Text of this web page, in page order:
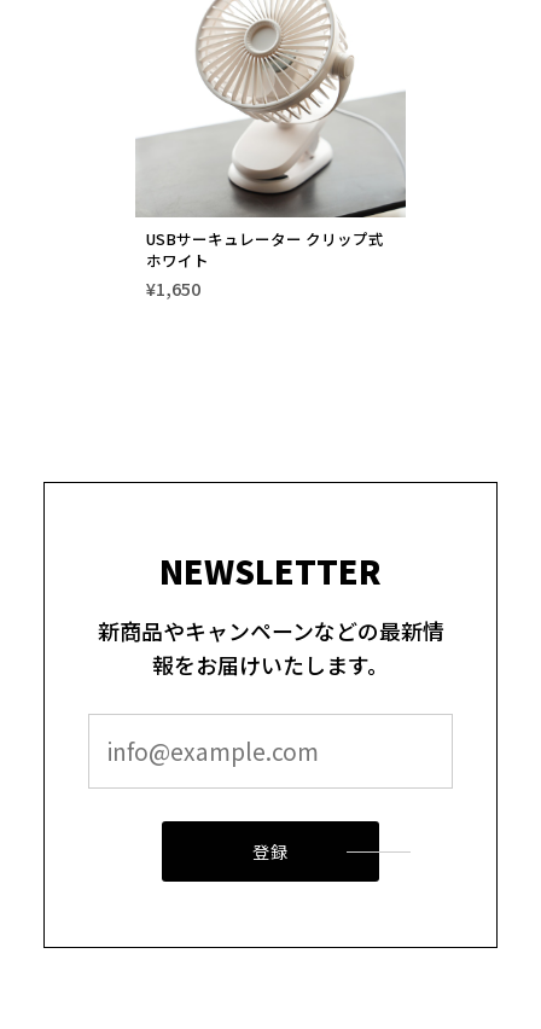
USBサーキュレーター クリップ式
ホワイト
¥1,650
NEWSLETTER
新商品やキャンペーンなどの最新情
報をお届けいたします。
登録